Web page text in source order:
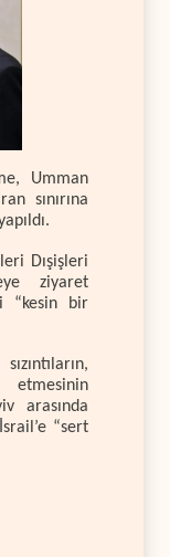
Umman
sınırına
Dışişleri
ziyaret
“kesin bir
etmesinin
arasında
“sert